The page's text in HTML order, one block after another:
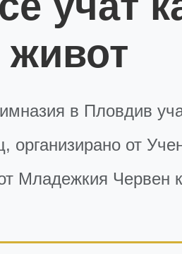
живот
в Пловдив
от
Младежкия Червен